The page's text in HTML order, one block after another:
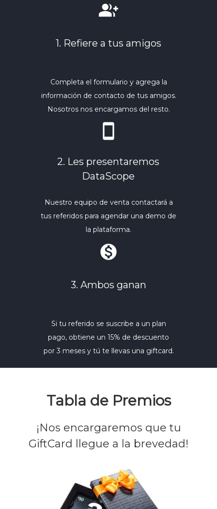
group_add
1. Refiere a tus amigos
Completa el formulario y agrega la
información de contacto de tus amigos.
Nosotros nos encargamos del resto.
smartphone
2. Les presentaremos
DataScope
Nuestro equipo de venta contactará a
tus referidos para agendar una demo de
la plataforma.
monetization_on
3. Ambos ganan
Si tu referido se suscribe a un plan
pago, obtiene un 15% de descuento
por 3 meses y tú te llevas una giftcard.
Tabla de Premios
¡Nos encargaremos que tu
GiftCard llegue a la brevedad!